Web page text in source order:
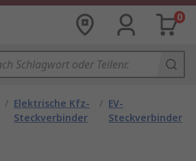
0
/ Elektrische Kfz-
Steckverbinder
/ EV-
Steckverbinder